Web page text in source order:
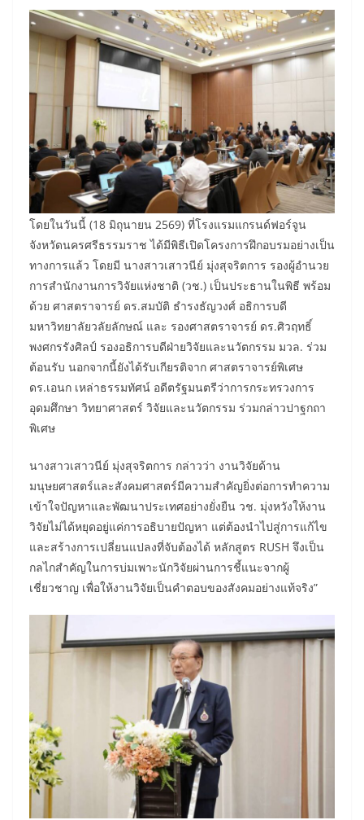
โดยในวันนี้ (18 มิถุนายน 2569) ที่โรงแรมแกรนด์ฟอร์จูน
จังหวัดนครศรีธรรมราช ได้มีพิธีเปิดโครงการฝึกอบรมอย่างเป็น
ทางการแล้ว โดยมี นางสาวเสาวนีย์ มุ่งสุจริตการ รองผู้อำนวย
การสำนักงานการวิจัยแห่งชาติ (วช.) เป็นประธานในพิธี พร้อม
ด้วย ศาสตราจารย์ ดร.สมบัติ ธำรงธัญวงศ์ อธิการบดี
มหาวิทยาลัยวลัยลักษณ์ และ รองศาสตราจารย์ ดร.ศิวฤทธิ์
พงศกรรังศิลป์ รองอธิการบดีฝ่ายวิจัยและนวัตกรรม มวล. ร่วม
ต้อนรับ นอกจากนี้ยังได้รับเกียรติจาก ศาสตราจารย์พิเศษ
ดร.เอนก เหล่าธรรมทัศน์ อดีตรัฐมนตรีว่าการกระทรวงการ
อุดมศึกษา วิทยาศาสตร์ วิจัยและนวัตกรรม ร่วมกล่าวปาฐกถา
พิเศษ
นางสาวเสาวนีย์ มุ่งสุจริตการ กล่าวว่า งานวิจัยด้าน
มนุษยศาสตร์และสังคมศาสตร์มีความสำคัญยิ่งต่อการทำความ
เข้าใจปัญหาและพัฒนาประเทศอย่างยั่งยืน วช. มุ่งหวังให้งาน
วิจัยไม่ได้หยุดอยู่แค่การอธิบายปัญหา แต่ต้องนำไปสู่การแก้ไข
และสร้างการเปลี่ยนแปลงที่จับต้องได้ หลักสูตร RUSH จึงเป็น
กลไกสำคัญในการบ่มเพาะนักวิจัยผ่านการชี้แนะจากผู้
เชี่ยวชาญ เพื่อให้งานวิจัยเป็นคำตอบของสังคมอย่างแท้จริง”